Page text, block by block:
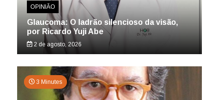
OPINIÃO
Glaucoma: O ladrão silencioso da visão,
por Ricardo Yuji Abe
2 de agosto, 2026
3 Minutes